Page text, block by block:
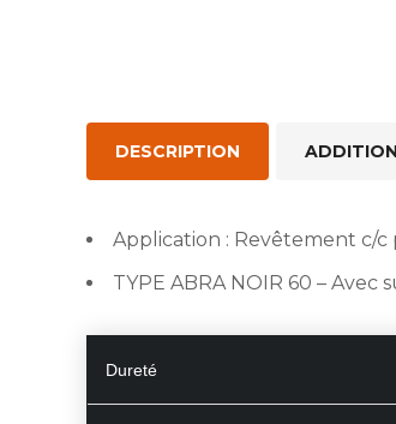
DESCRIPTION
Application : Revêtement c/
TYPE ABRA NOIR 60 – Avec
Dureté